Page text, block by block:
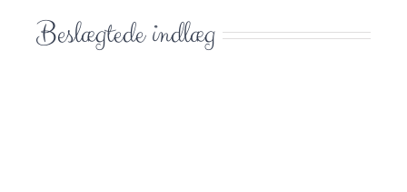
Beslægtede indlæg